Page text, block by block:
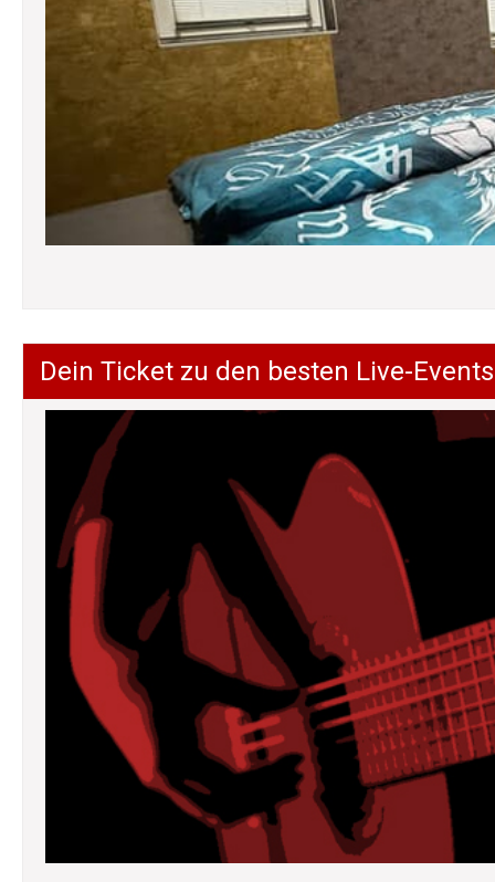
Dein Ticket zu den besten Live-Events